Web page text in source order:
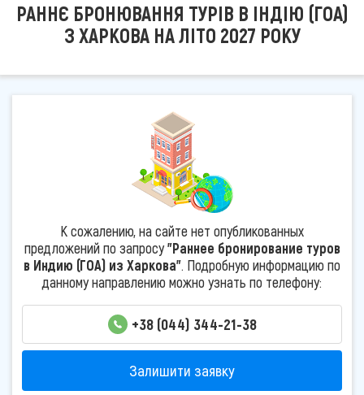
РАННЄ БРОНЮВАННЯ ТУРІВ В ІНДІЮ (ГОА)
З ХАРКОВА НА ЛІТО 2027 РОКУ
К сожалению, на сайте нет опубликованных
предложений по запросу"Раннее бронирование туров
в Индию (ГОА) из Харкова". Подробную информацию по
данному направлению можно узнать по телефону:
+38 (044) 344-21-38
Залишити заявку